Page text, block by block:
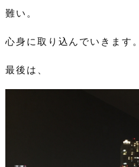
難い。
心身に取り込んでいきます。
最後は、